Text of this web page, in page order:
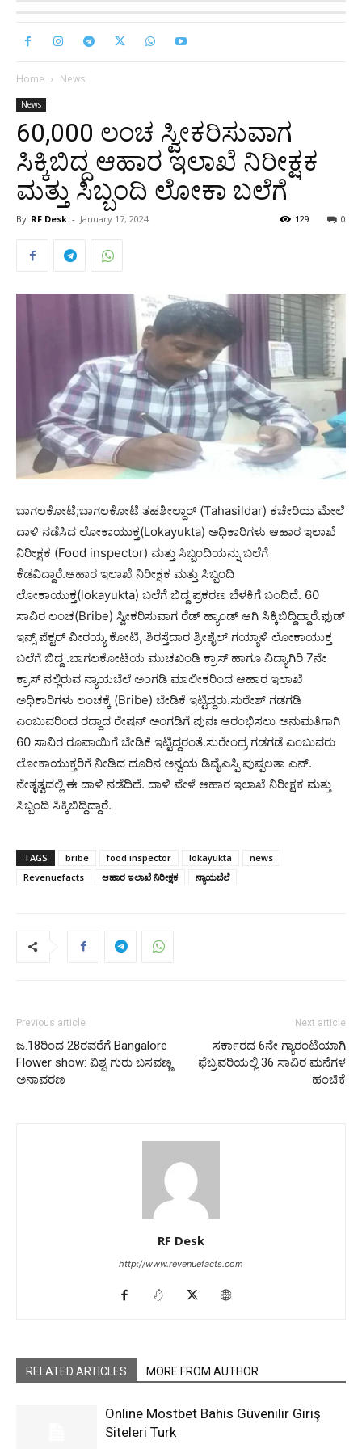
Home News
News
60,000 ಲಂಚ ಸ್ವೀಕರಿಸುವಾಗ
ಸಿಕ್ಕಿಬಿದ್ದ ಆಹಾರ ಇಲಾಖೆ ನಿರೀಕ್ಷಕ
ಮತ್ತು ಸಿಬ್ಬಂದಿ ಲೋಕಾ ಬಲೆಗೆ
By RF Desk - January 17, 2024 0
129
ಬಾಗಲಕೋಟೆ;ಬಾಗಲಕೋಟೆ ತಹಶೀಲ್ದಾರ್ (Tahasildar) ಕಚೇರಿಯ ಮೇಲೆ
ದಾಳಿ ನಡೆಸಿದ ಲೋಕಾಯುಕ್ತ(Lokayukta) ಅಧಿಕಾರಿಗಳು ಆಹಾರ ಇಲಾಖೆ
ನಿರೀಕ್ಷಕ (Food inspector) ಮತ್ತು ಸಿಬ್ಬಂದಿಯನ್ನು ಬಲೆಗೆ
ಕೆಡವಿದ್ದಾರೆ.ಆಹಾರ ಇಲಾಖೆ ನಿರೀಕ್ಷಕ ಮತ್ತು ಸಿಬ್ಬಂದಿ
ಲೋಕಾಯುಕ್ತ(lokayukta) ಬಲೆಗೆ ಬಿದ್ದ ಪ್ರಕರಣ ಬೆಳಕಿಗೆ ಬಂದಿದೆ. 60
ಸಾವಿರ ಲಂಚ(Bribe) ಸ್ವೀಕರಿಸುವಾಗ ರೆಡ್​​ ಹ್ಯಾಂಡ್​ ಆಗಿ ಸಿಕ್ಕಿಬಿದ್ದಿದ್ದಾರೆ.ಫುಡ್
ಇನ್ಸ್​​ ಪೆಕ್ಟರ್ ವೀರಯ್ಯ ಕೋಟಿ, ಶಿರಸ್ತೆದಾರ ಶ್ರೀಶೈಲ್ ಗಯ್ಯಾಳಿ ಲೋಕಾಯುಕ್ತ
ಬಲೆಗೆ ಬಿದ್ದ .ಬಾಗಲಕೋಟೆಯ ಮುಚಖಂಡಿ ಕ್ರಾಸ್ ಹಾಗೂ ವಿದ್ಯಾಗಿರಿ 7ನೇ
ಕ್ರಾಸ್ ನಲ್ಲಿರುವ ನ್ಯಾಯಬೆಲೆ ಅಂಗಡಿ ಮಾಲೀಕರಿಂದ ಆಹಾರ ಇಲಾಖೆ
ಅಧಿಕಾರಿಗಳು ಲಂಚಕ್ಕೆ (Bribe) ಬೇಡಿಕೆ ಇಟ್ಟಿದ್ದರು.ಸುರೇಶ್ ಗಡಗಡಿ
ಎಂಬುವರಿಂದ ರದ್ದಾದ ರೇಷನ್ ಅಂಗಡಿಗೆ ಪುನಃ ಆರಂಭಿಸಲು ಅನುಮತಿಗಾಗಿ
60 ಸಾವಿರ ರೂಪಾಯಿಗೆ ಬೇಡಿಕೆ ಇಟ್ಟಿದ್ದರಂತೆ.ಸುರೇಂದ್ರ ಗಡಗಡೆ ಎಂಬುವರು
ಲೋಕಾಯುಕ್ತರಿಗೆ ನೀಡಿದ ದೂರಿನ ಅನ್ವಯ ಡಿವೈಎಸ್ಪಿ ಪುಷ್ಪಲತಾ ಎನ್.
ನೇತೃತ್ವದಲ್ಲಿ ಈ ದಾಳಿ ನಡೆದಿದೆ. ದಾಳಿ ವೇಳೆ ಆಹಾರ ಇಲಾಖೆ ನಿರೀಕ್ಷಕ ಮತ್ತು
ಸಿಬ್ಬಂದಿ ಸಿಕ್ಕಿಬಿದ್ದಿದ್ದಾರೆ.
TAGS bribe food inspector lokayukta
news
Revenuefacts
ಆಹಾರ ಇಲಾಖೆ ನಿರೀಕ್ಷಕ ನ್ಯಾಯಬೆಲೆ
Previous article
ಜ.18ರಿಂದ 28ರವರೆಗೆ Bangalore
Flower show: ವಿಶ್ವ ಗುರು ಬಸವಣ್ಣ
ಅನಾವರಣ
Next article
ಸರ್ಕಾರದ 6ನೇ ಗ್ಯಾರಂಟಿಯಾಗಿ
ಫೆಬ್ರವರಿಯಲ್ಲಿ 36 ಸಾವಿರ ಮನೆಗಳ
ಹಂಚಿಕೆ
RF Desk
http://www.revenuefacts.com
RELATED ARTICLES MORE FROM AUTHOR
Online Mostbet Bahis Güvenilir Giriş
Siteleri Turk